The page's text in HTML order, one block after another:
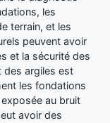
les
terrain, et les
peuvent avoir
et la sécurité des
des argiles est
les fondations
au bruit
avoir des